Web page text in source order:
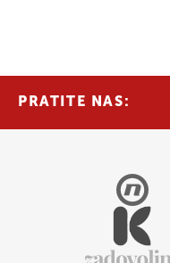
PRATITE NAS: